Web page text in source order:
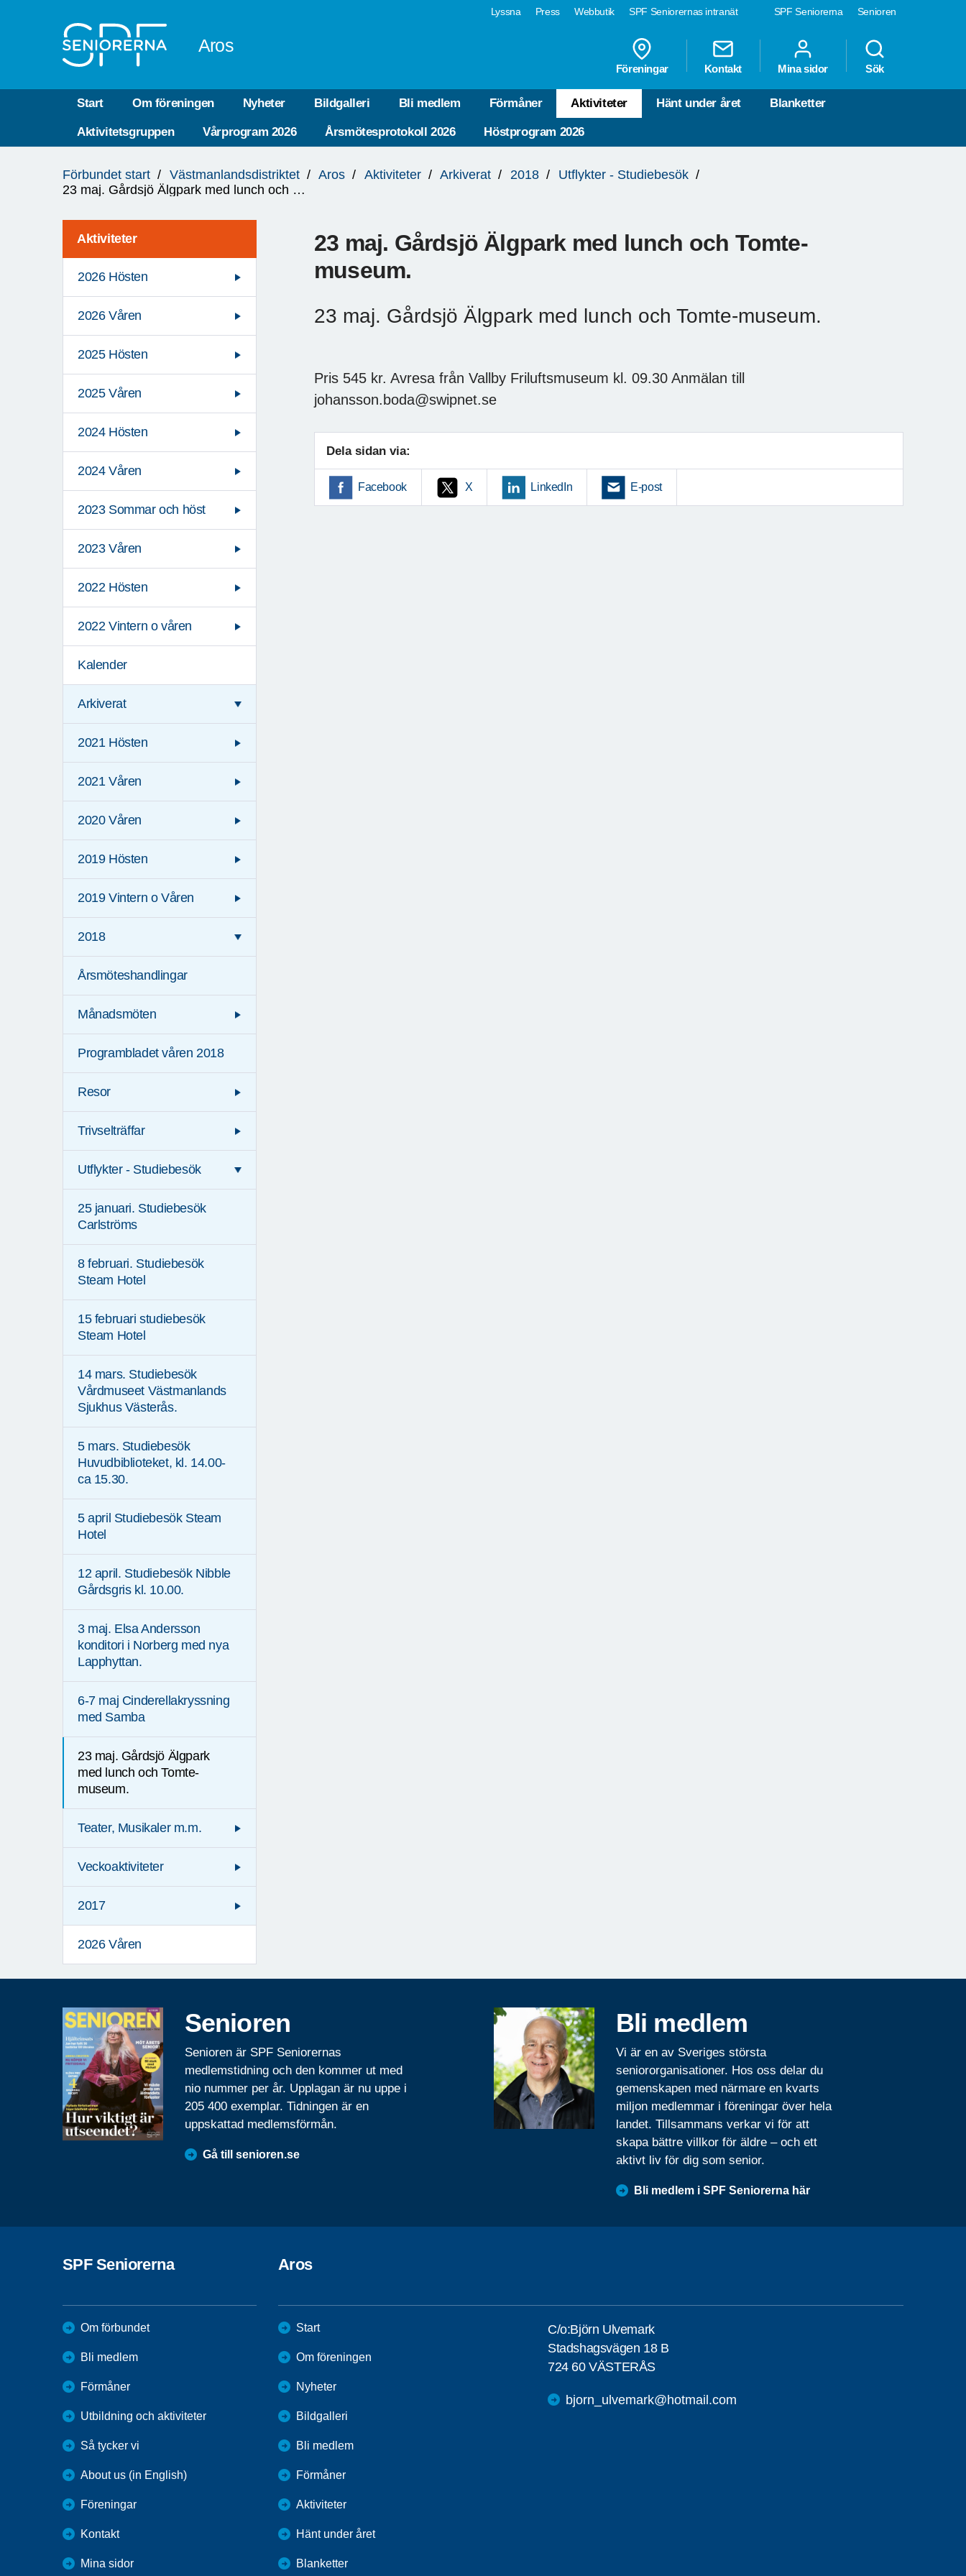
SPF Seniorerna Senioren
Lyssna Press Webbutik SPF Seniorernas intranät
Aros
Föreningar Kontakt Mina sidor Sök
Start Om föreningen Nyheter Bildgalleri Bli medlem Förmåner Aktiviteter Hänt under året Blanketter
Aktivitetsgruppen Vårprogram 2026 Årsmötesprotokoll 2026 Höstprogram 2026
är
Förbundet start Västmanlandsdistriktet Aros Aktiviteter Arkiverat 2018
Utflykter - Studiebesök
23 maj. Gårdsjö Älgpark med lunch och Tomte-museum.
Aktiviteter
2026 Hösten
2026 Våren
2025 Hösten
2025 Våren
2024 Hösten
2024 Våren
2023 Sommar och höst
2023 Våren
2022 Hösten
2022 Vintern o våren
Kalender
Arkiverat
2021 Hösten
2021 Våren
2020 Våren
2019 Hösten
2019 Vintern o Våren
2018
Årsmöteshandlingar
Månadsmöten
Programbladet våren 2018
Resor
Trivselträffar
Utflykter - Studiebesök
25 januari. Studiebesök
Carlströms
8 februari. Studiebesök
Steam Hotel
15 februari studiebesök
Steam Hotel
14 mars. Studiebesök
Vårdmuseet Västmanlands
Sjukhus Västerås.
5 mars. Studiebesök
Huvudbiblioteket, kl. 14.00-
ca 15.30.
5 april Studiebesök Steam
Hotel
12 april. Studiebesök Nibble
Gårdsgris kl. 10.00.
3 maj. Elsa Andersson
konditori i Norberg med nya
Lapphyttan.
6-7 maj Cinderellakryssning
med Samba
23 maj. Gårdsjö Älgpark
med lunch och Tomte-
museum.
Teater, Musikaler m.m.
Veckoaktiviteter
2017
2026 Våren
23 maj. Gårdsjö Älgpark med lunch och Tomte-
museum.
23 maj. Gårdsjö Älgpark med lunch och Tomte-museum.
Pris 545 kr. Avresa från Vallby Friluftsmuseum kl. 09.30 Anmälan till
johansson.boda@swipnet.se
Dela sidan via:
Facebook X LinkedIn E-post
Senioren
Senioren är SPF Seniorernas
medlemstidning och den kommer ut med
nio nummer per år. Upplagan är nu uppe i
205 400 exemplar. Tidningen är en
uppskattad medlemsförmån.
Gå till senioren.se
Bli medlem
Vi är en av Sveriges största
seniororganisationer. Hos oss delar du
gemenskapen med närmare en kvarts
miljon medlemmar i föreningar över hela
landet. Tillsammans verkar vi för att
skapa bättre villkor för äldre – och ett
aktivt liv för dig som senior.
Bli medlem i SPF Seniorerna här
SPF Seniorerna
Om förbundet
Bli medlem
Förmåner
Utbildning och aktiviteter
Så tycker vi
About us (in English)
Föreningar
Kontakt
Mina sidor
Aros
Start
Om föreningen
Nyheter
Bildgalleri
Bli medlem
Förmåner
Aktiviteter
Hänt under året
Blanketter
C/o:Björn Ulvemark
Stadshagsvägen 18 B
724 60 VÄSTERÅS
bjorn_ulvemark@hotmail.com